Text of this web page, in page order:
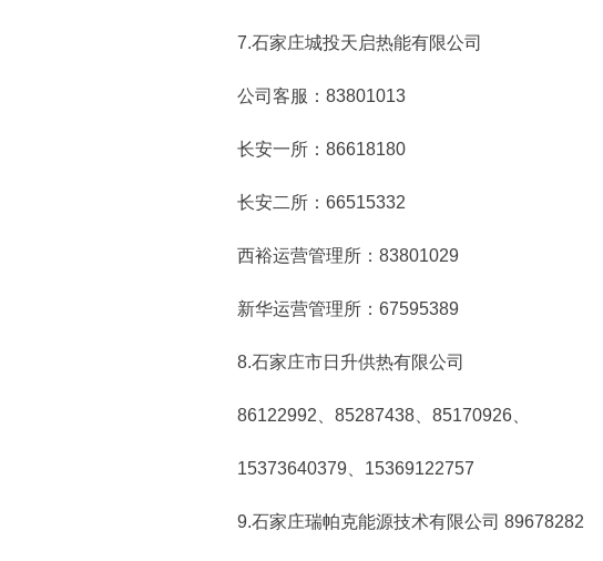
7.石家庄城投天启热能有限公司
公司客服：83801013
长安一所：86618180
长安二所：66515332
西裕运营管理所：83801029
新华运营管理所：67595389
8.石家庄市日升供热有限公司
86122992、85287438、85170926、
15373640379、15369122757
9.石家庄瑞帕克能源技术有限公司 89678282